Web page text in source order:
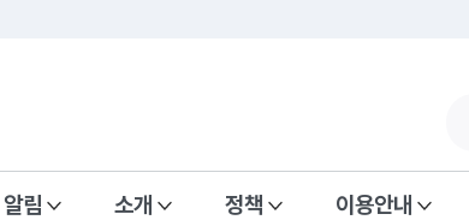
알림 소개 정책 이용안내